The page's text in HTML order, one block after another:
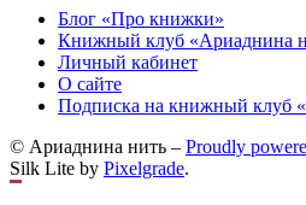
Блог «Про книжки»
Книжный клуб «Ариаднина
Личный кабинет
О сайте
Подписка на книжный клуб
© Ариаднина нить – Proudly
Silk Lite by Pixelgrade.